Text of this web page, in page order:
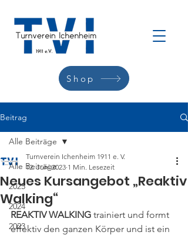
Shop
Beitrag
Alle Beiträge
2025
2024
2023
Alle Beiträge
Neues Kursangebot „Reaktiv
Walking“
Turnverein Ichenheim 1911 e. V.
12. Juni 2023 1 Min. Lesezeit
REAKTIV WALKING trainiert und formt
effektiv den ganzen Körper und ist ein